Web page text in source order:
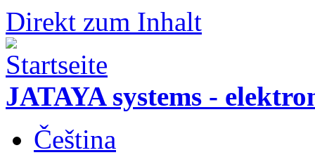
Direkt zum Inhalt
JATAYA systems -
Čeština